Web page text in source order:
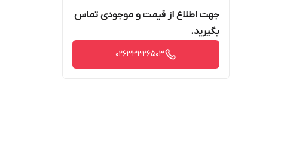
جهت اطلاع از قیمت و موجودی تماس
بگیرید.
02633326503